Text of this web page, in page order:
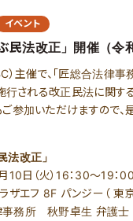
イベント
民法改正」開催（令
主催で、「匠総合法律事
される改正民法に関す
参加いただけますので、
法改正」
日（火）16：30～19：00
エフ 8F パンジー（ 東
事務所 秋野卓生 弁護士